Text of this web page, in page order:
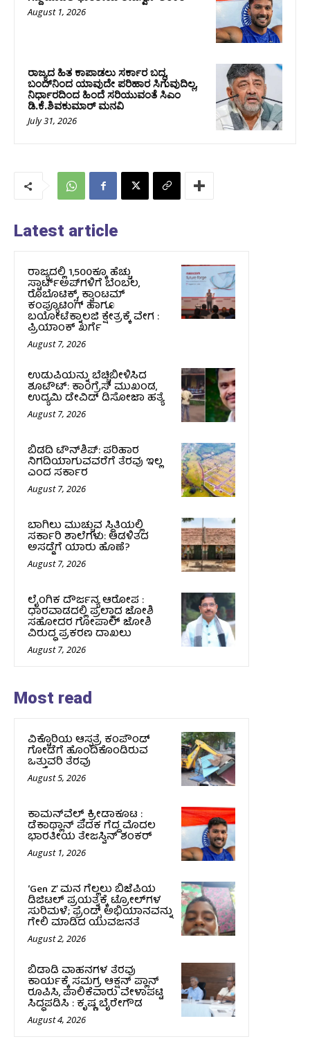
August 1, 2026
ರಾಜ್ಯದ ಹಿತ ಕಾಪಾಡಲು ಸರ್ಕಾರ ಬದ್ಧ,
ಬಂದ್‌ನಿಂದ ಯಾವುದೇ ಪರಿಹಾರ ಸಿಗುವುದಿಲ್ಲ,
ನಿರ್ಧಾರದಿಂದ ಹಿಂದೆ ಸರಿಯುವಂತೆ ಸಿಎಂ
ಡಿ.ಕೆ.ಶಿವಕುಮಾರ್ ಮನವಿ
July 31, 2026
Latest article
ರಾಜ್ಯದಲ್ಲಿ 1,500ಕ್ಕೂ ಹೆಚ್ಚು
ಸ್ಟಾರ್ಟ್‌ಅಪ್‌ಗಳಿಗೆ ಬೆಂಬಲ,
ರೊಬೊಟಿಕ್ಸ್, ಕ್ವಾಂಟಮ್
ಕಂಪ್ಯೂಟಿಂಗ್ ಹಾಗೂ
ಬಯೋಟೆಕ್ನಾಲಜಿ ಕ್ಷೇತ್ರಕ್ಕೆ ವೇಗ :
ಪ್ರಿಯಾಂಕ್‌ ಖರ್ಗೆ
August 7, 2026
ಉಡುಪಿಯನ್ನು ಬೆಚ್ಚಿಬೀಳಿಸಿದ
ಶೂಟೌಟ್‌: ಕಾಂಗ್ರೆಸ್‌ ಮುಖಂಡ,
ಉದ್ಯಮಿ ಡೇವಿಡ್ ಡಿಸೋಜಾ ಹತ್ಯೆ
August 7, 2026
ಬಿಡದಿ ಟೌನ್‌ಶಿಪ್‌: ಪರಿಹಾರ
ನಿಗದಿಯಾಗುವವರೆಗೆ ತೆರವು ಇಲ್ಲ
ಎಂದ ಸರ್ಕಾರ
August 7, 2026
ಬಾಗಿಲು ಮುಚ್ಚುವ ಸ್ಥಿತಿಯಲ್ಲಿ
ಸರ್ಕಾರಿ ಶಾಲೆಗಳು: ಆಡಳಿತದ
ಅಸಡ್ಡೆಗೆ ಯಾರು ಹೊಣೆ?
August 7, 2026
ಲೈಂಗಿಕ ದೌರ್ಜನ್ಯ ಆರೋಪ :
ಧಾರವಾಡದಲ್ಲಿ ಪ್ರಲ್ಹಾದ ಜೋಶಿ
ಸಹೋದರ ಗೋಪಾಲ್ ಜೋಶಿ
ವಿರುದ್ಧ ಪ್ರಕರಣ ದಾಖಲು
August 7, 2026
Most read
ವಿಕ್ಟೊರಿಯ ಆಸ್ಪತ್ರೆ ಕಂಪೌಂಡ್
ಗೋಡೆಗೆ ಹೊಂದಿಕೊಂಡಿರುವ
ಒತ್ತುವರಿ ತೆರವು
August 5, 2026
ಕಾಮನ್‌ವೆಲ್ತ್ ಕ್ರೀಡಾಕೂಟ :
ಡೆಕಾಥ್ಲಾನ್ ಪದಕ ಗೆದ್ದ ಮೊದಲ
ಭಾರತೀಯ ತೇಜಸ್ವಿನ್ ಶಂಕರ್
August 1, 2026
‘Gen Z’ ಮನ ಗೆಲ್ಲಲು ಬಿಜೆಪಿಯ
ಡಿಜಿಟಲ್ ಪ್ರಯತ್ನಕ್ಕೆ ಟ್ರೋಲ್‌ಗಳ
ಸುರಿಮಳೆ; ಫ್ರೆಂಡ್ಸ್ ಅಭಿಯಾನವನ್ನು
ಗೇಲಿ ಮಾಡಿದ ಯುವಜನತೆ
August 2, 2026
ಬಿಡಾಡಿ ವಾಹನಗಳ ತೆರವು
ಕಾರ್ಯಕ್ಕೆ ಸಮಗ್ರ ಆಕ್ಷನ್ ಪ್ಲಾನ್
ರೂಪಿಸಿ, ಪಾಲಿಕೆವಾರು ವೇಳಾಪಟ್ಟಿ
ಸಿದ್ಧಪಡಿಸಿ : ಕೃಷ್ಣ ಬೈರೇಗೌಡ
August 4, 2026